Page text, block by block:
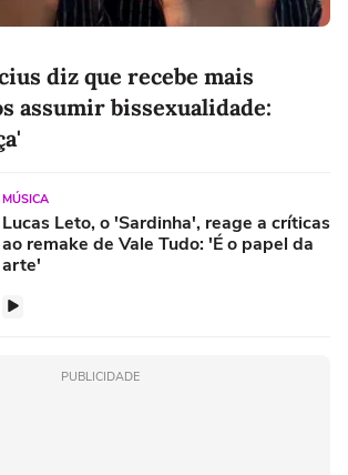
diz que recebe mais
assumir bissexualidade:
MÚSICA
Lucas Leto, o 'Sardinha', reage a críticas
ao remake de Vale Tudo: 'É o papel da
arte'
PUBLICIDADE